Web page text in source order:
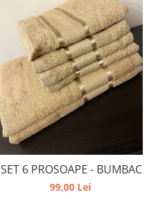
SET 6 PROSOAPE - BUMBAC
99,00 Lei